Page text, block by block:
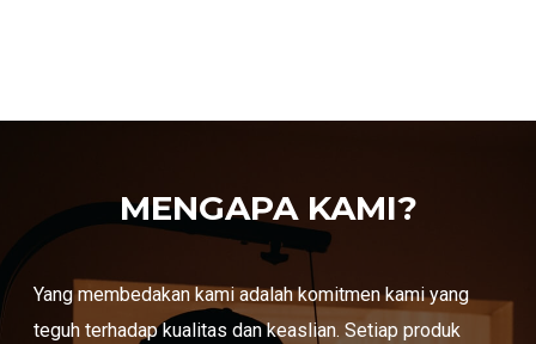
MENGAPA KAMI?
Yang membedakan kami adalah komitmen kami yang
teguh terhadap kualitas dan keaslian. Setiap produk